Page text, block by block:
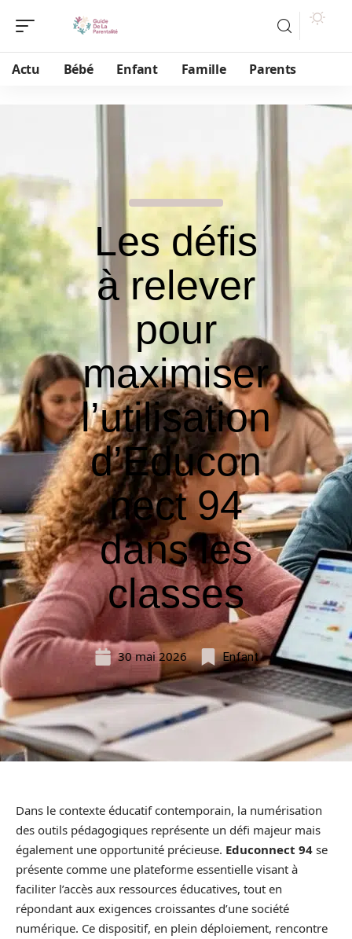
Actu Bébé Enfant Famille Parents
Les défis
à relever
pour
maximiser
l’utilisation
d’Educon
nect 94
dans les
classes
30 mai 2026 Enfant
Dans le contexte éducatif contemporain, la numérisation
des outils pédagogiques représente un défi majeur mais
également une opportunité précieuse. Educonnect 94 se
présente comme une plateforme essentielle visant à
faciliter l’accès aux ressources éducatives, tout en
répondant aux exigences croissantes d’une société
numérique. Ce dispositif, en plein déploiement, rencontre